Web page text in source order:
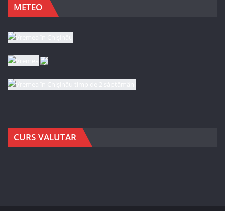
METEO
CURS VALUTAR